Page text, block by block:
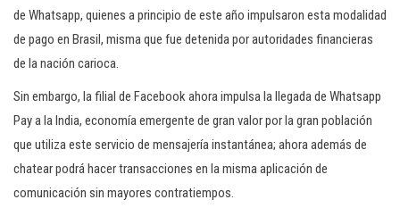
de Whatsapp, quienes a principio de este año impulsaron esta modalidad
de pago en Brasil, misma que fue detenida por autoridades financieras
de la nación carioca.
Sin embargo, la filial de Facebook ahora impulsa la llegada de Whatsapp
Pay a la India, economía emergente de gran valor por la gran población
que utiliza este servicio de mensajería instantánea; ahora además de
chatear podrá hacer transacciones en la misma aplicación de
comunicación sin mayores contratiempos.